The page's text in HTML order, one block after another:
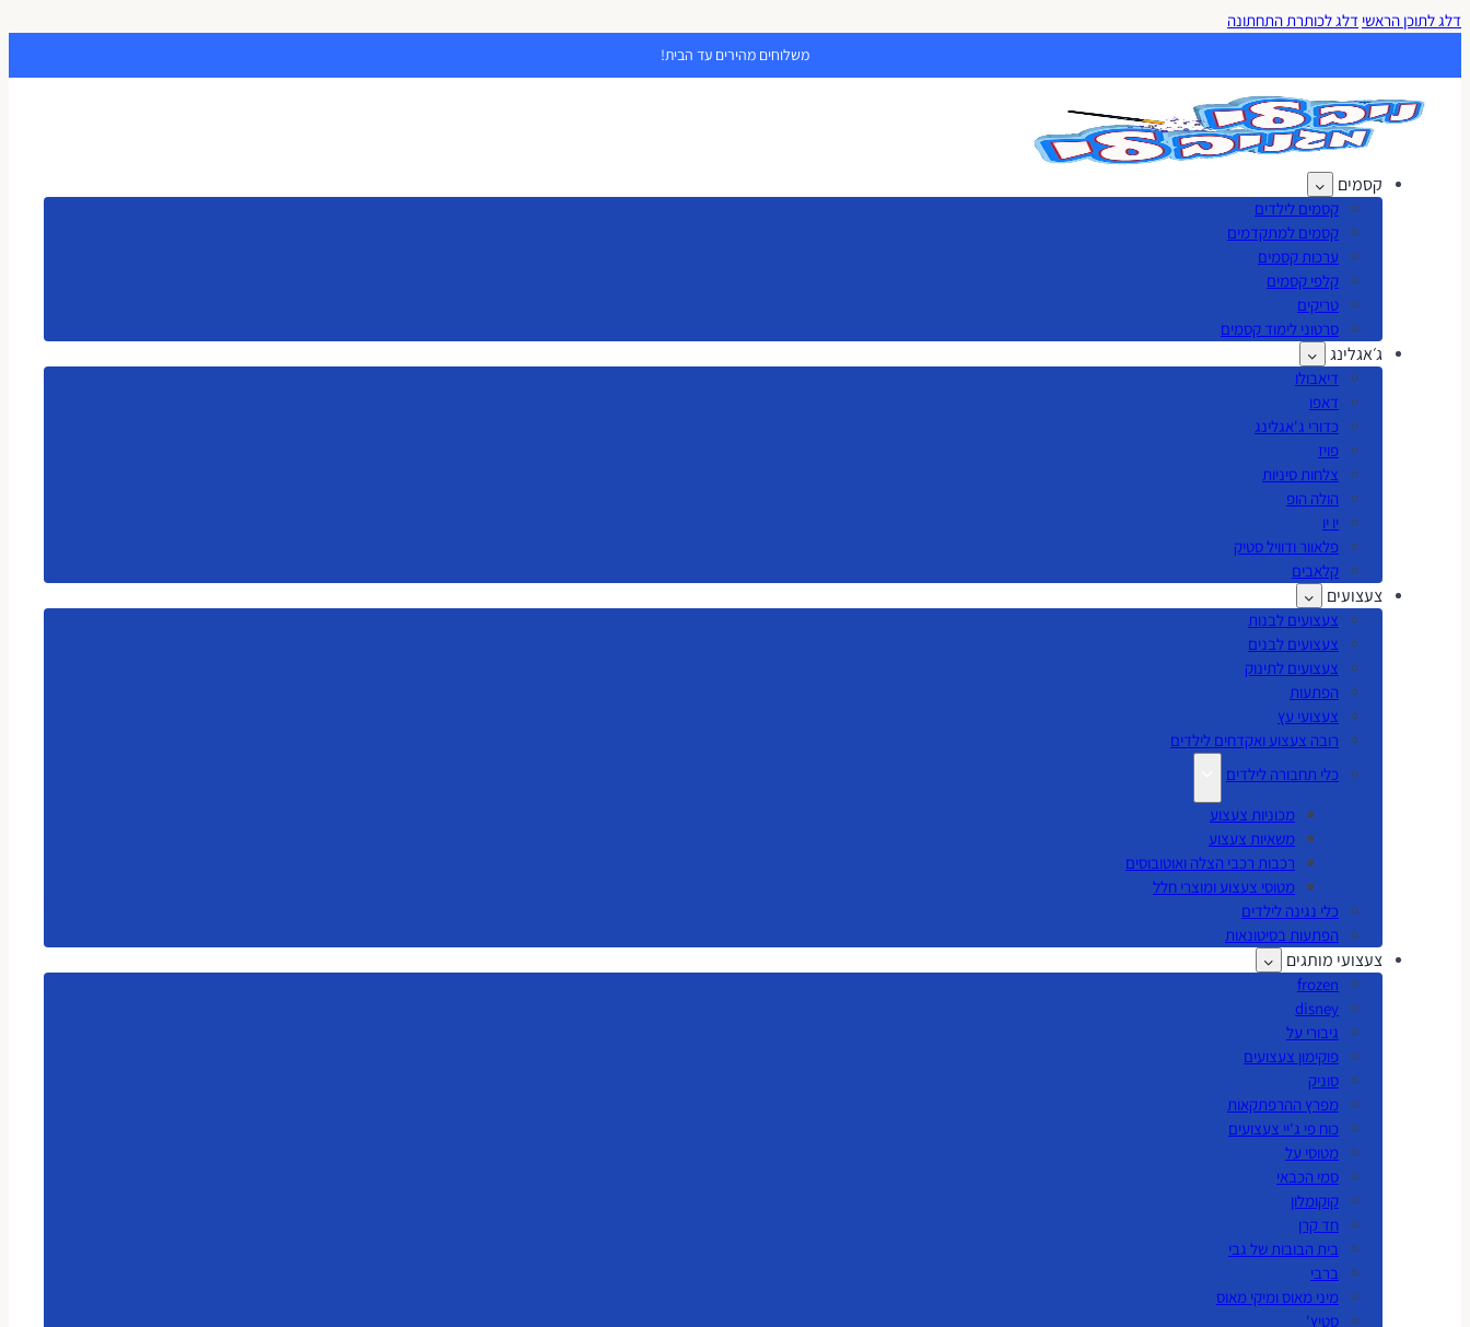
דלג לתוכן הראשי דלג לכותרת התחתונה
משלוחים מהירים עד הבית!
קסמים
קסמים לילדים
קסמים למתקדמים
ערכות קסמים
קלפי קסמים
טריקים
סרטוני לימוד קסמים
ג׳אגלינג
דיאבולו
דאפו
כדורי ג'אגלינג
פויז
צלחות סיניות
הולה הופ
יו יו
פלאוור ודוויל סטיק
קלאבים
צעצועים
צעצועים לבנות
צעצועים לבנים
צעצועים לתינוק
הפתעות
צעצועי עץ
רובה צעצוע ואקדחים לילדים
כלי תחבורה לילדים
מכוניות צעצוע
משאיות צעצוע
רכבות רכבי הצלה ואוטובוסים
מטוסי צעצוע ומוצרי חלל
כלי נגינה לילדים
הפתעות בסיטונאות
צעצועי מותגים
frozen
disney
גיבורי על
פוקימון צעצועים
סוניק
מפרץ ההרפתקאות
כוח פי ג'יי צעצועים
מטוסי על
סמי הכבאי
קוקומלון
חד קרן
בית הבובות של גבי
ברבי
מיני מאוס ומיקי מאוס
סטיץ'